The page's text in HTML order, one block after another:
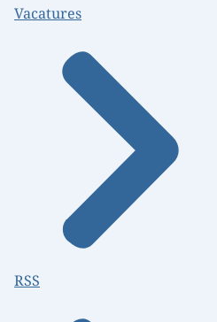
Vacatures
RSS